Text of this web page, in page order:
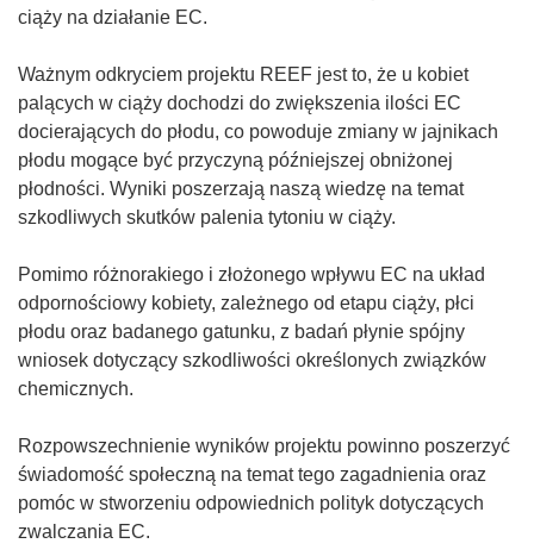
ciąży na działanie EC.
Ważnym odkryciem projektu REEF jest to, że u kobiet
palących w ciąży dochodzi do zwiększenia ilości EC
docierających do płodu, co powoduje zmiany w jajnikach
płodu mogące być przyczyną późniejszej obniżonej
płodności. Wyniki poszerzają naszą wiedzę na temat
szkodliwych skutków palenia tytoniu w ciąży.
Pomimo różnorakiego i złożonego wpływu EC na układ
odpornościowy kobiety, zależnego od etapu ciąży, płci
płodu oraz badanego gatunku, z badań płynie spójny
wniosek dotyczący szkodliwości określonych związków
chemicznych.
Rozpowszechnienie wyników projektu powinno poszerzyć
świadomość społeczną na temat tego zagadnienia oraz
pomóc w stworzeniu odpowiednich polityk dotyczących
zwalczania EC.